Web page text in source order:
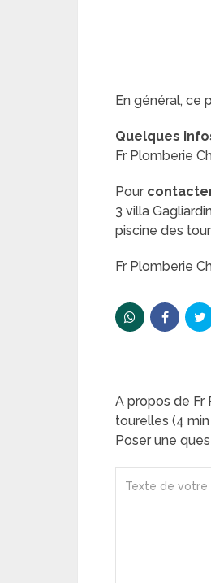
En général, ce
Quelques
Fr Plomberie
Pour
3 villa
piscine des
Fr Plomberie
A propos de Fr
tourelles (4 min
Poser une